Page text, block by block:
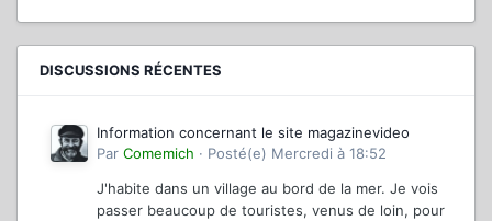
DISCUSSIONS RÉCENTES
Information concernant le site magazinevideo
Par Comemich · Posté(e) Mercredi à 18:52
J'habite dans un village au bord de la mer. Je vois
passer beaucoup de touristes, venus de loin, pour